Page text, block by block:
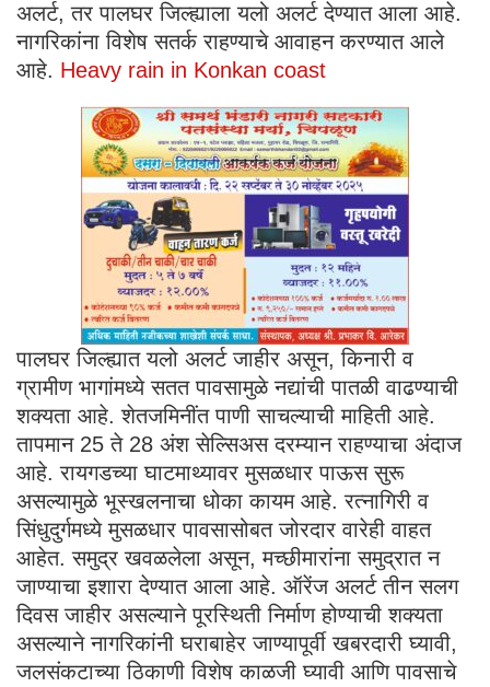
अलर्ट, तर पालघर जिल्ह्याला यलो अलर्ट देण्यात आला आहे.
नागरिकांना विशेष सतर्क राहण्याचे आवाहन करण्यात आले
आहे. Heavy rain in Konkan coast
पालघर जिल्ह्यात यलो अलर्ट जाहीर असून, किनारी व
ग्रामीण भागांमध्ये सतत पावसामुळे नद्यांची पातळी वाढण्याची
शक्यता आहे. शेतजमिनींत पाणी साचल्याची माहिती आहे.
तापमान 25 ते 28 अंश सेल्सिअस दरम्यान राहण्याचा अंदाज
आहे. रायगडच्या घाटमाथ्यावर मुसळधार पाऊस सुरू
असल्यामुळे भूस्खलनाचा धोका कायम आहे. रत्नागिरी व
सिंधुदुर्गमध्ये मुसळधार पावसासोबत जोरदार वारेही वाहत
आहेत. समुद्र खवळलेला असून, मच्छीमारांना समुद्रात न
जाण्याचा इशारा देण्यात आला आहे. ऑरेंज अलर्ट तीन सलग
दिवस जाहीर असल्याने पूरस्थिती निर्माण होण्याची शक्यता
असल्याने नागरिकांनी घराबाहेर जाण्यापूर्वी खबरदारी घ्यावी,
जलसंकटाच्या ठिकाणी विशेष काळजी घ्यावी आणि पावसाचे